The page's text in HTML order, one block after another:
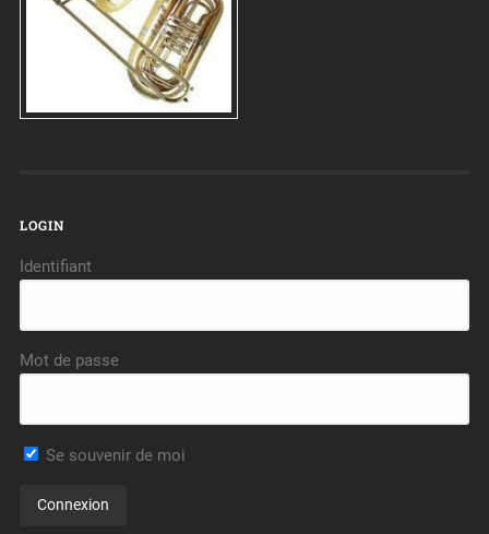
LOGIN
Identifiant
Mot de passe
Se souvenir de moi